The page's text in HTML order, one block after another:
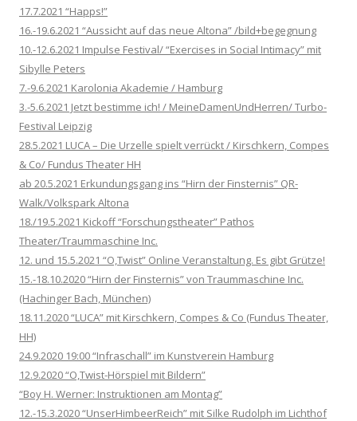
17.7.2021 “Happs!”
16.-19.6.2021 “Aussicht auf das neue Altona” /bild+begegnung
10.-12.6.2021 Impulse Festival/ “Exercises in Social Intimacy” mit
Sibylle Peters
7.-9.6.2021 Karolonia Akademie / Hamburg
3.-5.6.2021 Jetzt bestimme ich! / MeineDamenUndHerren/ Turbo-
Festival Leipzig
28.5.2021 LUCA – Die Urzelle spielt verrückt / Kirschkern, Compes
& Co/ Fundus Theater HH
ab 20.5.2021 Erkundungsgang ins “Hirn der Finsternis” QR-
Walk/Volkspark Altona
18./19.5.2021 Kickoff “Forschungstheater” Pathos
Theater/Traummaschine Inc.
12. und 15.5.2021 “O,Twist” Online Veranstaltung. Es gibt Grütze!
15.-18.10.2020 “Hirn der Finsternis” von Traummaschine Inc.
(Hachinger Bach, München)
18.11.2020 “LUCA” mit Kirschkern, Compes & Co (Fundus Theater,
HH)
24.9.2020 19:00 “Infraschall” im Kunstverein Hamburg
12.9.2020 “O,Twist-Hörspiel mit Bildern”
“Boy H. Werner: Instruktionen am Montag”
12.-15.3.2020 “UnserHimbeerReich” mit Silke Rudolph im Lichthof